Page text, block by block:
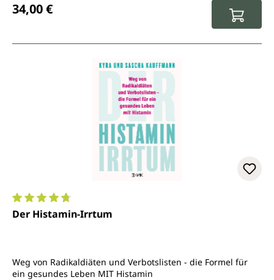
34,00 €
Durchschnittliche Bewertung von 4.8 von 5 Sternen
Der Histamin-Irrtum
Weg von Radikaldiäten und Verbotslisten - die Formel für
ein gesundes Leben MIT Histamin